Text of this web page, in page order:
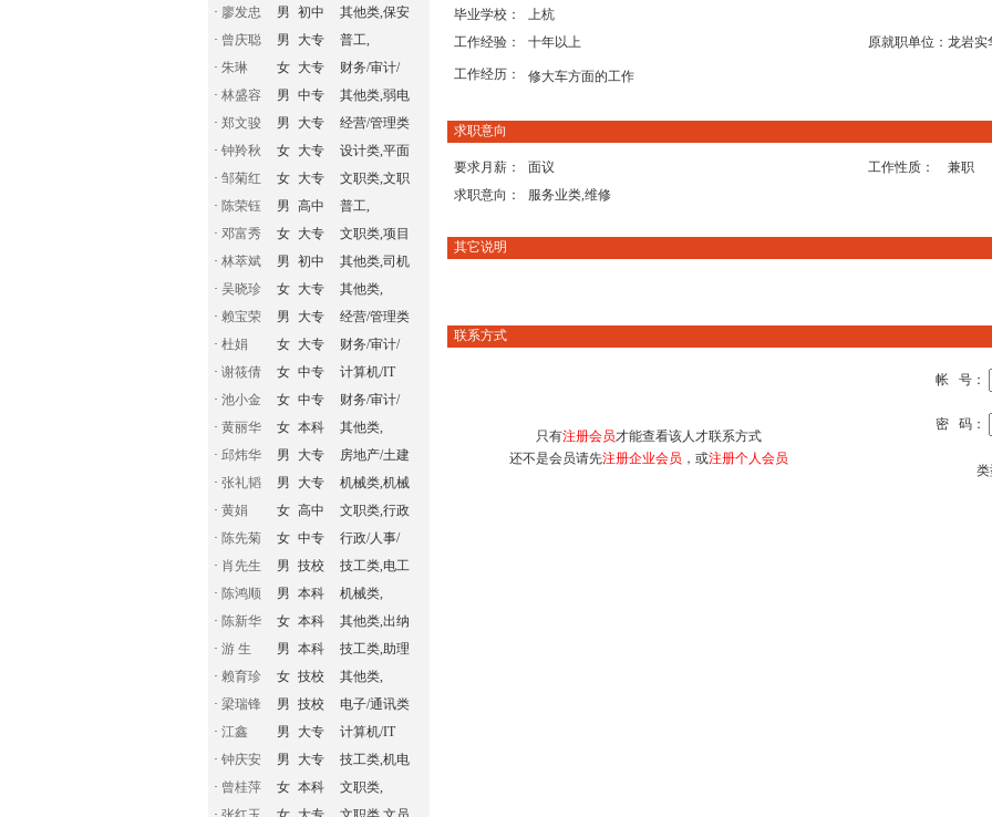
· 廖发忠 男 初中
其他类,保安
· 曾庆聪 男 大专
普工,
· 朱琳 女 大专
财务/审计/
· 林盛容 男 中专
其他类,弱电
· 郑文骏 男 大专
经营/管理类
· 钟羚秋 女 大专
设计类,平面
· 邹菊红 女 大专
文职类,文职
· 陈荣钰 男 高中
普工,
· 邓富秀 女 大专
文职类,项目
· 林萃斌 男 初中
其他类,司机
· 吴晓珍 女 大专
其他类,
· 赖宝荣 男 大专
经营/管理类
· 杜娟 女 大专
财务/审计/
· 谢筱倩 女 中专
计算机/IT
· 池小金 女 中专
财务/审计/
· 黄丽华 女 本科
其他类,
· 邱炜华 男 大专
房地产/土建
· 张礼韬 男 大专
机械类,机械
· 黄娟 女 高中
文职类,行政
· 陈先菊 女 中专
行政/人事/
· 肖先生 男 技校
技工类,电工
· 陈鸿顺 男 本科
机械类,
· 陈新华 女 本科
其他类,出纳
· 游 生 男 本科
技工类,助理
· 赖育珍 女 技校
其他类,
· 梁瑞锋 男 技校
电子/通讯类
· 江鑫 男 大专
计算机/IT
· 钟庆安 男 大专
技工类,机电
· 曾桂萍 女 本科
文职类,
毕业学校：
上杭
工作经验：
十年以上 原就职单位： 龙岩实
工作经历： 修大车方面的工作
求职意向
要求月薪： 面议 工作性质：
兼职
求职意向：
服务业类,维修
其它说明
联系方式
只有注册会员才能查看该人才联系方式
还不是会员请先注册企业会员 ，或注册个人会员
帐 号：
密 码：